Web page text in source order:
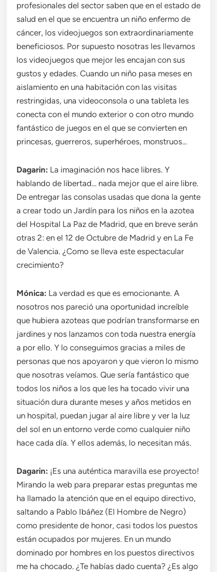
profesionales del sector saben que en el estado de
salud en el que se encuentra un niño enfermo de
cáncer, los videojuegos son extraordinariamente
beneficiosos. Por supuesto nosotras les llevamos
los videojuegos que mejor les encajan con sus
gustos y edades. Cuando un niño pasa meses en
aislamiento en una habitación con las visitas
restringidas, una videoconsola o una tableta les
conecta con el mundo exterior o con otro mundo
fantástico de juegos en el que se convierten en
princesas, guerreros, superhéroes, monstruos…
Dagarin: La imaginación nos hace libres. Y
hablando de libertad… nada mejor que el aire libre.
De entregar las consolas usadas que dona la gente
a crear todo un Jardín para los niños en la azotea
del Hospital La Paz de Madrid, que en breve serán
otras 2: en el 12 de Octubre de Madrid y en La Fe
de Valencia. ¿Como se lleva este espectacular
crecimiento?
Mónica: La verdad es que es emocionante. A
nosotros nos pareció una oportunidad increíble
que hubiera azoteas que podrían transformarse en
jardines y nos lanzamos con toda nuestra energía
a por ello. Y lo conseguimos gracias a miles de
personas que nos apoyaron y que vieron lo mismo
que nosotras veíamos. Que sería fantástico que
todos los niños a los que les ha tocado vivir una
situación dura durante meses y años metidos en
un hospital, puedan jugar al aire libre y ver la luz
del sol en un entorno verde como cualquier niño
hace cada día. Y ellos además, lo necesitan más.
Dagarin: ¡Es una auténtica maravilla ese proyecto!
Mirando la web para preparar estas preguntas me
ha llamado la atención que en el equipo directivo,
saltando a Pablo Ibáñez (El Hombre de Negro)
como presidente de honor, casi todos los puestos
están ocupados por mujeres. En un mundo
dominado por hombres en los puestos directivos
me ha chocado. ¿Te habías dado cuenta? ¿Es algo